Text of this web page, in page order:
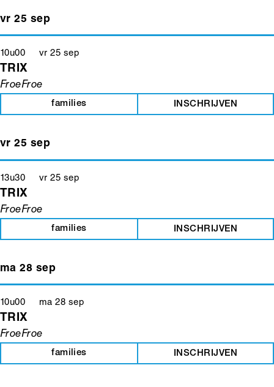
vr 25 sep
10u00 vr 25 sep
TRIX
FroeFroe
families INSCHRIJVEN
vr 25 sep
13u30 vr 25 sep
TRIX
FroeFroe
families INSCHRIJVEN
ma 28 sep
10u00 ma 28 sep
TRIX
FroeFroe
families INSCHRIJVEN